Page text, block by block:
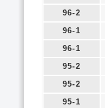
96-2
96-1
96-1
95-2
95-2
95-1